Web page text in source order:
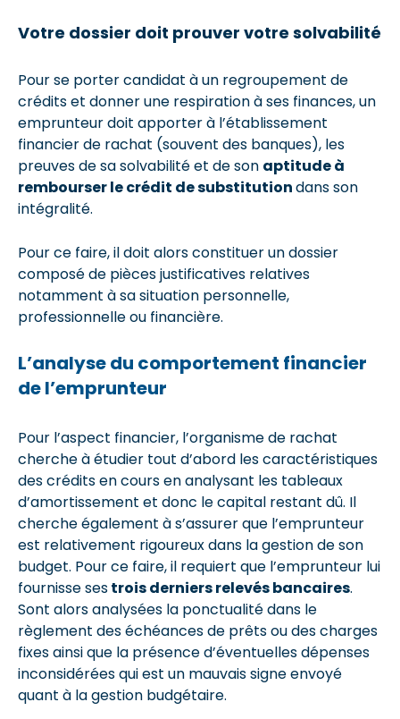
Votre dossier doit prouver votre solvabilité
Pour se porter candidat à un regroupement de
crédits et donner une respiration à ses finances, un
emprunteur doit apporter à l’établissement
financier de rachat (souvent des banques), les
preuves de sa solvabilité et de son aptitude à
rembourser le crédit de substitutiondans son
intégralité.
Pour ce faire, il doit alors constituer un dossier
composé de pièces justificatives relatives
notamment à sa situation personnelle,
professionnelle ou financière.
L’analyse du comportement financier
de l’emprunteur
Pour l’aspect financier, l’organisme de rachat
cherche à étudier tout d’abord les caractéristiques
des crédits en cours en analysant les tableaux
d’amortissement et donc le capital restant dû. Il
cherche également à s’assurer que l’emprunteur
est relativement rigoureux dans la gestion de son
budget. Pour ce faire, il requiert que l’emprunteur lui
fournisse sestrois derniers relevés bancaires.
Sont alors analysées la ponctualité dans le
règlement des échéances de prêts ou des charges
fixes ainsi que la présence d’éventuelles dépenses
inconsidérées qui est un mauvais signe envoyé
quant à la gestion budgétaire.